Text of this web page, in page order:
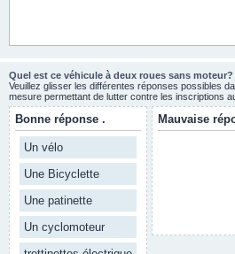
Quel est ce véhicule à deux roues sans moteur?
Veuillez glisser les différentes réponses possibles
mesure permettant de lutter contre les inscriptions
Bonne réponse .
Un vélo
Une Bicyclette
Une patinette
Un cyclomoteur
Mauvaise